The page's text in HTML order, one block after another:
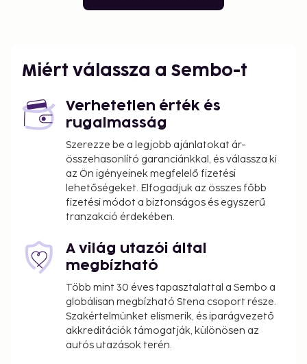
Miért válassza a Sembo-t
Verhetetlen érték és
rugalmasság
Szerezze be a legjobb ajánlatokat ár-
összehasonlító garanciánkkal, és válassza ki
az Ön igényeinek megfelelő fizetési
lehetőségeket. Elfogadjuk az összes főbb
fizetési módot a biztonságos és egyszerű
tranzakció érdekében.
A világ utazói által
megbízható
Több mint 30 éves tapasztalattal a Sembo a
globálisan megbízható Stena csoport része.
Szakértelmünket elismerik, és iparágvezető
akkreditációk támogatják, különösen az
autós utazások terén.